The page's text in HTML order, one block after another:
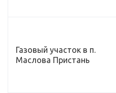
Газовый участок в п.
Маслова Пристань